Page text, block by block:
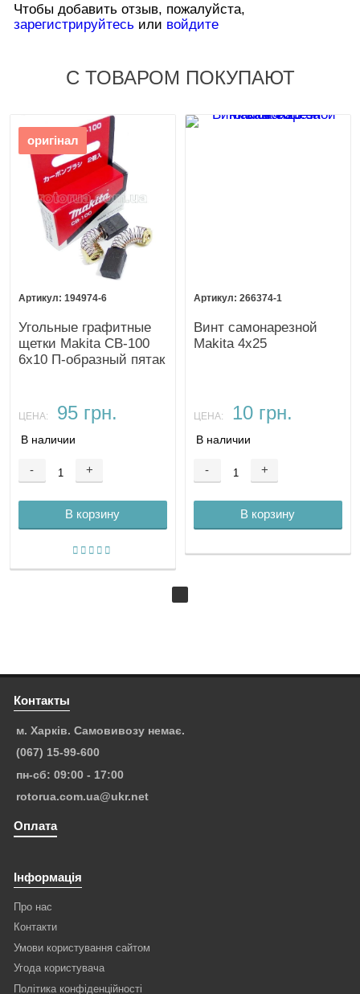
Чтобы добавить отзыв, пожалуйста,
зарегистрируйтесьили войдите
С ТОВАРОМ ПОКУПАЮТ
оригінал
194974-6
Угольные графитные
щетки Makita CB-100
6х10 П-образный пятак
ЦЕНА: 95 грн.
В наличии
- +
В корзину
266374-1
Винт самонарезной
Makita 4х25
ЦЕНА: 10 грн.
В наличии
- +
В корзину
Контакты
м. Харків. Самовивозу немає.
(067) 15-99-600
пн-сб: 09:00 - 17:00
rotorua.com.ua@ukr.net
Оплата
Інформація
Про нас
Контакти
Умови користування сайтом
Угода користувача
Політика конфіденційності